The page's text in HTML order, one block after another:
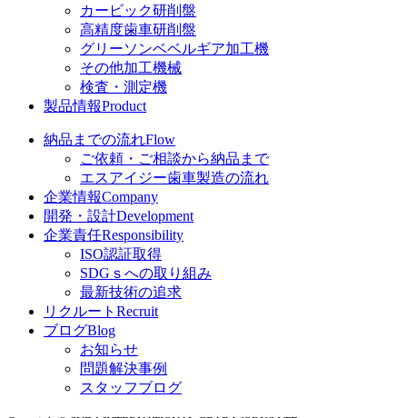
カービック研削盤
高精度歯車研削盤
グリーソンベベルギア加工機
その他加工機械
検査・測定機
製品情報Product
納品までの流れFlow
ご依頼・ご相談から納品まで
エスアイジー歯車製造の流れ
企業情報Company
開発・設計Development
企業責任Responsibility
ISO認証取得
SDGｓへの取り組み
最新技術の追求
リクルート Recruit
ブログBlog
お知らせ
問題解決事例
スタッフブログ